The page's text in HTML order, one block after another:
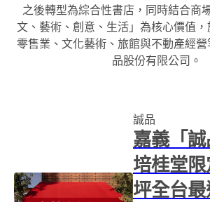
之後轉型為綜合性書店，同時結合商
文、藝術、創意、生活」為核心價值
零售業、文化藝術、旅館與不動產經
品股份有限公司。
誠品
嘉義「
培桂堂
坪全台